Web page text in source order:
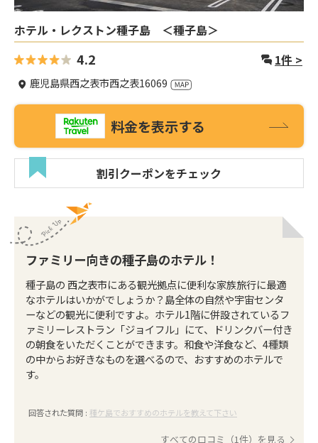
ホテル・レクストン種子島 ＜種子島＞
4.2 1件 >
鹿児島県西之表市西之表16069
料金を表示する
割引クーポンをチェック
ファミリー向きの種子島のホテル！
種子島の 西之表市にある観光拠点に便利な家族旅行に最適
なホテルはいかがでしょうか？島全体の自然や宇宙センタ
ーなどの観光に便利ですよ。ホテル1階に併設されているフ
ァミリーレストラン「ジョイフル」にて、ドリンクバー付き
の朝食をいただくことができます。和食や洋食など、4種類
の中からお好きなものを選べるので、おすすめのホテルで
す。
回答された質問 : 種ケ島でおすすめのホテルを教えて下さい
すべての口コミ（1件）を見る